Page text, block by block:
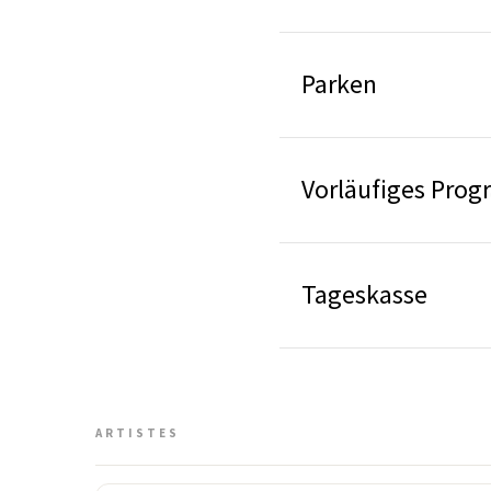
Parken
Vorläufiges
Tageskasse
ARTISTES